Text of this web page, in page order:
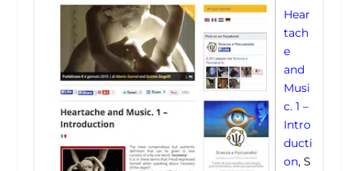
Hear
tach
e
and
Musi
c. 1 –
Intro
ducti
on, S